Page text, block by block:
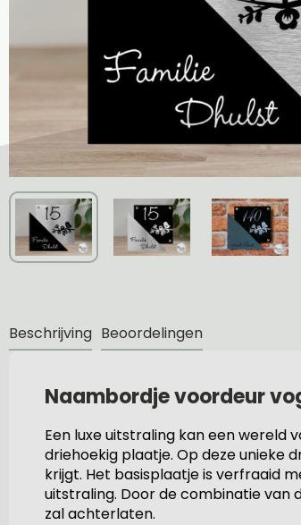
Beschrijving Beoordelingen
Naambordje voordeur
Een luxe uitstraling kan een
driehoekig plaatje. Op deze unieke
krijgt. Het basisplaatje is verfraaid
uitstraling. Door de combinatie van
zal achterlaten.